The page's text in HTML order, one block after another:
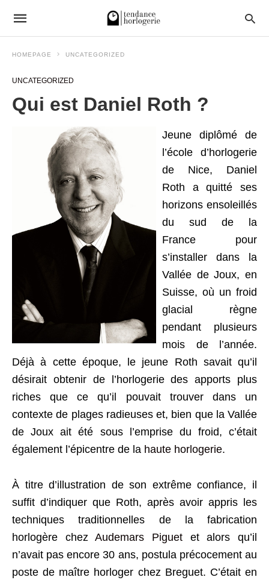
HOMEPAGE UNCATEGORIZED
UNCATEGORIZED
Qui est Daniel Roth ?
Jeune diplômé de
l’école d’horlogerie
de Nice, Daniel
Roth a quitté ses
horizons ensoleillés
du sud de la
France pour
s’installer dans la
Vallée de Joux, en
Suisse, où un froid
glacial règne
pendant plusieurs
mois de l’année.
Déjà à cette époque, le jeune Roth savait qu’il
désirait obtenir de l’horlogerie des apports plus
riches que ce qu’il pouvait trouver dans un
contexte de plages radieuses et, bien que la Vallée
de Joux ait été sous l’emprise du froid, c’était
également l’épicentre de la haute horlogerie.
À titre d’illustration de son extrême confiance, il
suffit d’indiquer que Roth, après avoir appris les
techniques traditionnelles de la fabrication
horlogère chezAudemars Piguet et alors qu’il
n’avait pas encore 30 ans, postula précocement au
poste de maître horloger chez Breguet. C’était en